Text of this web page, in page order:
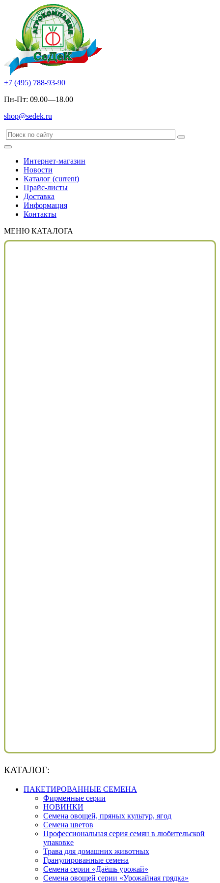
+7 (495) 788-93-90
Пн-Пт: 09.00—18.00
shop@sedek.ru
Интернет-магазин
Новости
Каталог (current)
Прайс-листы
Доставка
Информация
Контакты
МЕНЮ КАТАЛОГА
КАТАЛОГ:
ПАКЕТИРОВАННЫЕ СЕМЕНА
Фирменные серии
НОВИНКИ
Семена овощей, пряных культур, ягод
Семена цветов
Профессиональная серия семян в любительской
упаковке
Трава для домашних животных
Гранулированные семена
Семена серии «Даёшь урожай»
Семена овощей серии «Урожайная грядка»